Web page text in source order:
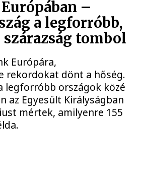
–
a legforróbb,
tombol
Európára,
rekordokat dönt a hőség.
legforróbb országok közé
az Egyesült Királyságban
mértek, amilyenre 155